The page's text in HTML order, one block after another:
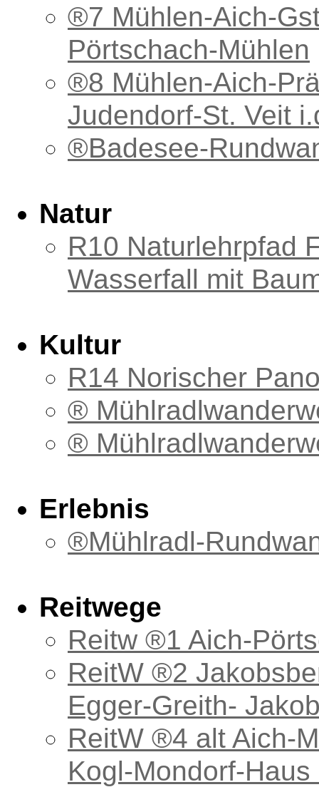
®7 Mühlen-Aich-
Pörtschach-Mühlen
®8 Mühlen-Aich-
Judendorf-St. Veit
®Badesee-
Natur
R10 Naturlehrpfad
Wasserfall mit
Kultur
R14 Norischer
®
®
Erlebnis
®Mühlradl-
Reitwege
Reitw ®1 Aich-
ReitW ®2
Egger-Greith-
ReitW ®4 alt Aich-
Kogl-Mondorf-